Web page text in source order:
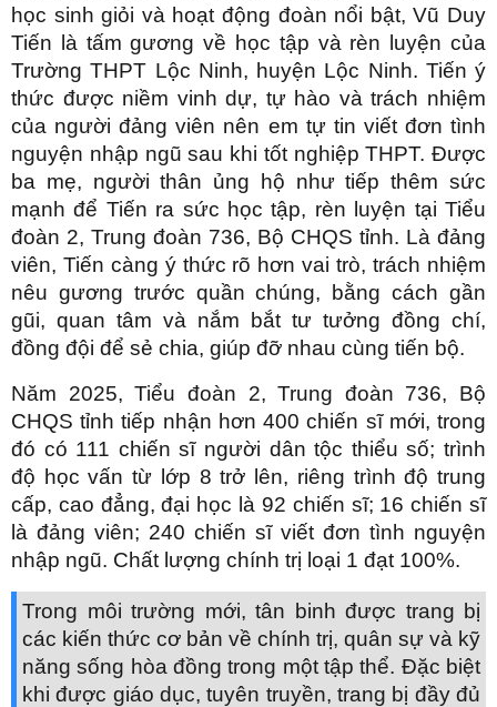
học sinh giỏi và hoạt động đoàn nổi bật, Vũ Duy
Tiến là tấm gương về học tập và rèn luyện của
Trường THPT Lộc Ninh, huyện Lộc Ninh. Tiến ý
thức được niềm vinh dự, tự hào và trách nhiệm
của người đảng viên nên em tự tin viết đơn tình
nguyện nhập ngũ sau khi tốt nghiệp THPT. Được
ba mẹ, người thân ủng hộ như tiếp thêm sức
mạnh để Tiến ra sức học tập, rèn luyện tại Tiểu
đoàn 2, Trung đoàn 736, Bộ CHQS tỉnh. Là đảng
viên, Tiến càng ý thức rõ hơn vai trò, trách nhiệm
nêu gương trước quần chúng, bằng cách gần
gũi, quan tâm và nắm bắt tư tưởng đồng chí,
đồng đội để sẻ chia, giúp đỡ nhau cùng tiến bộ.
Năm 2025, Tiểu đoàn 2, Trung đoàn 736, Bộ
CHQS tỉnh tiếp nhận hơn 400 chiến sĩ mới, trong
đó có 111 chiến sĩ người dân tộc thiểu số; trình
độ học vấn từ lớp 8 trở lên, riêng trình độ trung
cấp, cao đẳng, đại học là 92 chiến sĩ; 16 chiến sĩ
là đảng viên; 240 chiến sĩ viết đơn tình nguyện
nhập ngũ. Chất lượng chính trị loại 1 đạt 100%.
Trong môi trường mới, tân binh được trang bị
các kiến thức cơ bản về chính trị, quân sự và kỹ
năng sống hòa đồng trong một tập thể. Đặc biệt
khi được giáo dục, tuyên truyền, trang bị đầy đủ